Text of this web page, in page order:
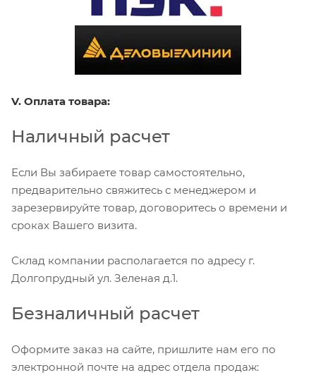
V. Оплата товара:
Наличный расчет
Если Вы забираете товар самостоятельно,
предварительно свяжитесь с менеджером и
зарезервируйте товар, договоритесь о времени и
сроках Вашего визита.
Склад компании располагается по адресу г.
Долгопрудный ул. Зеленая д.1.
Безналичный расчет
Оформите заказ на сайте, пришлите нам его по
электронной почте на адрес отдела продаж: